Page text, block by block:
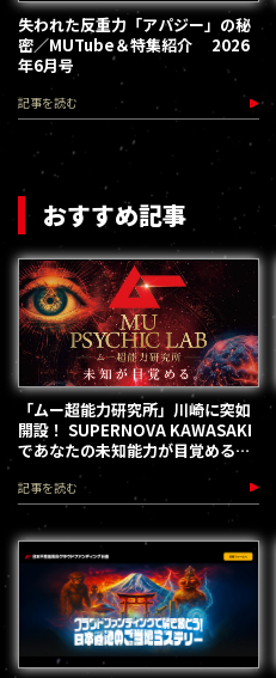
失われた反重力「アパジー」の秘
密／MUTube＆特集紹介 2026
年6月号
記事を読む
おすすめ記事
「ムー超能力研究所」川崎に突如
開設！ SUPERNOVA KAWASAKI
であなたの未知能力が目覚める
（2026.8.18-28）
記事を読む